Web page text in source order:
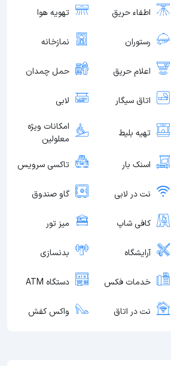
اطفاء حریق تهویه هوا
رستوران نمازخانه
اعلام حریق حمل چمدان
اتاق سیگار لابی
تهیه بلیط
امکانات ویژه
معلولین
اسنک بار تاکسی سرویس
نت در لابی گاو صندوق
کافی شاپ میز تور
آرایشگاه بدنسازی
خدمات فکس دستگاه ATM
نت در اتاق واکس کفش